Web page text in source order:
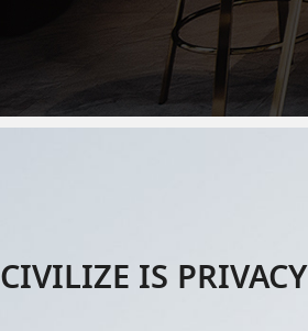
CIVILIZE IS PRIVACY